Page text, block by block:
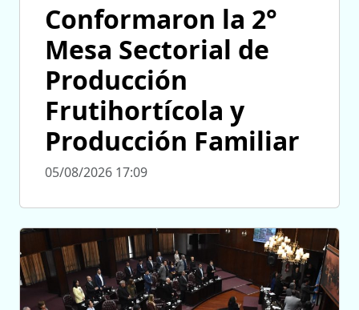
Conformaron la 2°
Mesa Sectorial de
Producción
Frutihortícola y
Producción Familiar
05/08/2026 17:09